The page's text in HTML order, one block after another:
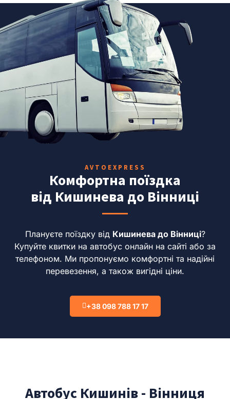
AVTOEXPRESS
Комфортна поїздка
від Кишинева до Вінниці
Плануєте поїздку від Кишинева до Вінниці?
Купуйте квитки на автобус онлайн на сайті або за
телефоном. Ми пропонуємо комфортні та надійні
перевезення, а також вигідні ціни.
+38 098 788 17 17
Автобус Кишинів - Вінниця